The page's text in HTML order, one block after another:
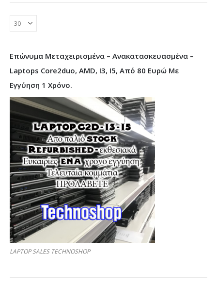
Επώνυμα Μεταχειρισμένα – Ανακατασκευασμένα –
Laptops Core2duo, AMD, I3, I5, Από 80 Ευρώ Με
Εγγύηση 1 Χρόνο.
LAPTOP SALES TECHNOSHOP